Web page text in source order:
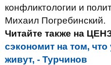
конфликтологии и
Михаил Погребинский.
Читайте также на
сэкономит на том,
живут, - Турчинов